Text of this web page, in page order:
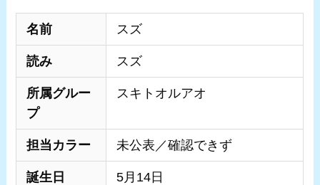
名前 スズ
読み スズ
所属グルー
プ
スキトオルアオ
担当カラー 未公表／確認できず
誕生日 5月14日